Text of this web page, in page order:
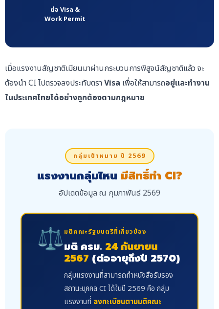
ต่อ Visa &
Work Permit
เมื่อแรงงานสัญชาติเมียนมาผ่านกระบวนการพิสูจน์สัญชาติแล้ว จะ
ต้องนำ CI ไปตรวจลงประทับตราVisa เพื่อให้สามารถอยู่และทำงาน
ในประเทศไทยได้อย่างถูกต้องตามกฎหมาย
กลุ่มเป้าหมาย ปี 2569
แรงงานกลุ่มไหน มีสิทธิ์ทำ CI?
อัปเดตข้อมูล ณ กุมภาพันธ์ 2569
⚖️ มติคณะรัฐมนตรีที่เกี่ยวข้อง
มติ ครม. 24 กันยายน
2567 (ต่ออายุถึงปี 2570)
กลุ่มแรงงานที่สามารถทำหนังสือรับรอง
สถานะบุคคล CI ได้ในปี 2569 คือ กลุ่ม
แรงงานที่ ลงทะเบียนตามมติคณะ